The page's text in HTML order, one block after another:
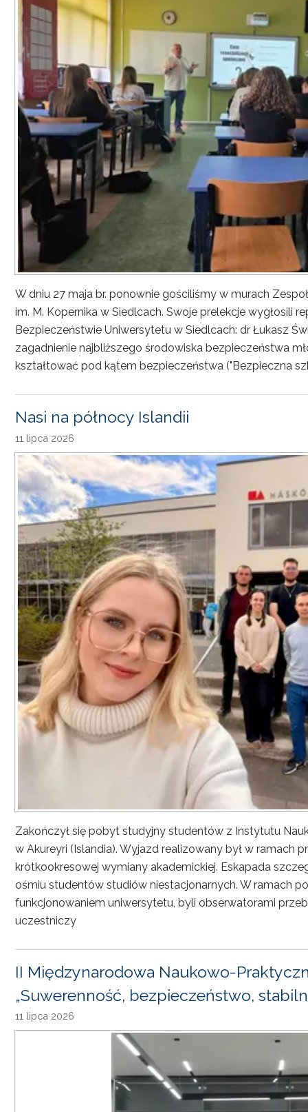
W dniu 27 maja br. ponownie gościliśmy w murach
im. M. Kopernika w Siedlcach. Swoje prelekcje wygłosili
Bezpieczeństwie Uniwersytetu w Siedlcach: dr Łukasz
zagadnienie najbliższego środowiska bezpieczeństwa
kształtować pod kątem bezpieczeństwa ("Bezpieczna
Nasi na północy Islandii
11 lipca 2026
Zakończył się pobyt studyjny studentów z Instytutu
w Akureyri (Islandia). Wyjazd realizowany był w ramach
krótkookresowej wymiany akademickiej. Eskapada
ośmiu studentów studiów niestacjonarnych. W ramach
funkcjonowaniem uniwersytetu, byli obserwatorami
uczestniczy
II Międzynarodowa Naukowo-
„Suwerenność, bezpieczeństwo,
11 lipca 2026